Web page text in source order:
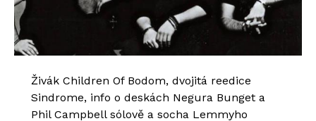
Živák Children Of Bodom, dvojitá reedice
Sindrome, info o deskách Negura Bunget a
Phil Campbell sólově a socha Lemmyho